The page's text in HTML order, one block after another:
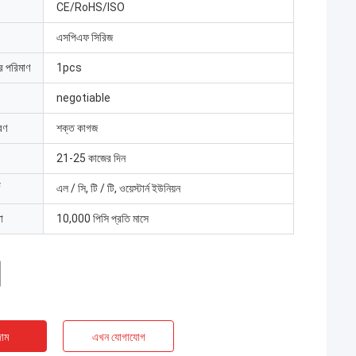
CE/RoHS/ISO
এসপিএফ সিরিজ
পরিমাণ 1pcs
negotiable
শক্ত কাগজ
21-25 কাজের দিন
এল / সি, টি / টি, ওয়েস্টার্ন ইউনিয়ন
10,000 পিসি প্রতি মাসে
এখন যোগাযোগ